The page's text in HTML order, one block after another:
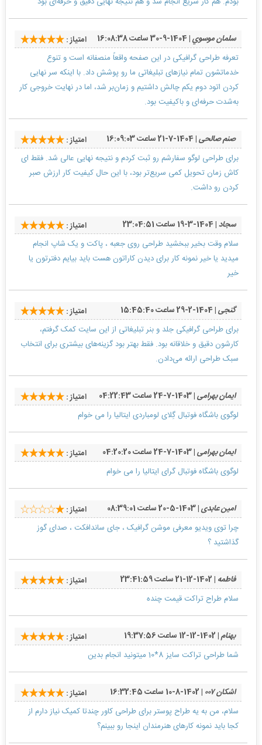
سلمان موسوي| 1404-9-30 ساعت 16:08:38
امتیاز :
تعرفه طراحی گرافیکی در این صفحه واقعاً منصفانه است و تنوع
خدماتشون تمام نیازهای تبلیغاتی ما رو پوشش داد. با اینکه سر نهایی
کردن اتود دوم یکم چالش داشتیم و زمان‌بر شد، اما در نهایت خروجی کار
به‌شدت حرفه‌ای و باکیفیت بود.
صنم صالحی| 1404-7-21 ساعت 16:09:03
امتیاز :
برای طراحی لوگو سفارشم رو ثبت کردم و نتیجه نهایی عالی شد. فقط ای
کاش زمان تحویل کمی سریع‌تر بود، با این حال کیفیت کار ارزش صبر
کردن رو داشت.
سجاد| 1404-3-19 ساعت 23:04:51
امتیاز :
سلام وقت بخیر ببخشید طراحی روی جعبه ، پاکت و یک شاپ انجام
میدید یا خیر نمونه کار برای دیدن کاراتون هست باید بیایم دفترتون یا
خیر
گنجی| 1404-2-29 ساعت 15:45:40
امتیاز :
برای طراحی گرافیکی جلد و بنر تبلیغاتی از این سایت کمک گرفتم،
کارشون دقیق و خلاقانه بود. فقط بهتر بود گزینه‌های بیشتری برای انتخاب
سبک طراحی ارائه می‌دادن.
ایمان بهرامی| 1403-7-24 ساعت 04:22:43
امتیاز :
لوگوی باشگاه فوتبال گِلای لومباردی ایتالیا را می خوام
ایمان بهرامی| 1403-7-24 ساعت 04:20:20
امتیاز :
لوگوی باشگاه فوتبال گرای ایتالیا را می خوام
امین عابدی| 1403-5-20 ساعت 08:39:01
امتیاز :
چرا توی ویدیو معرفی موشن گرافیک ، جای ساندافکت ، صدای گوز
گذاشتید ؟
فاطمه | 1402-12-21 ساعت 23:41:59
امتیاز :
سلام طراح تراکت قیمت چنده
بهنام| 1402-12-12 ساعت 19:37:56
امتیاز :
شما طراحی تراکت سایز 8*10 میتونید انجام بدین
اشکان ۰۰۷ | 1402-8-10 ساعت 16:32:45
امتیاز :
سلام، من به یه طراح پوستر برای طراحی کاور چندتا کمیک نیاز دارم از
کجا باید نمونه کارهای هنرمندان اینجا رو ببینم؟